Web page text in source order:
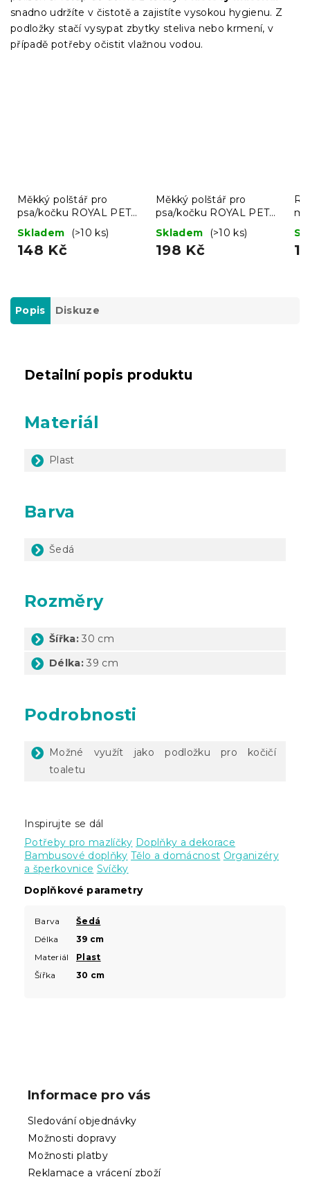
snadno udržíte v čistotě a zajistíte vysokou hygienu. Z
podložky stačí vysypat zbytky steliva nebo krmení, v
případě potřeby očistit vlažnou vodou.
Měkký polštář pro
psa/kočku ROYAL PET
75x60 cm, černý
Skladem (>10 ks)
148 Kč
Měkký polštář pro
psa/kočku ROYAL PET
75x60 cm, vzorovaný
Skladem (>10 ks)
198 Kč
Popis Diskuze
Detailní popis produktu
Materiál
Plast
Barva
Šedá
Rozměry
Šířka: 30 cm
Délka: 39 cm
Podrobnosti
Možné využít jako podložku pro kočičí
toaletu
Inspirujte se dál
Potřeby pro mazlíčky Doplňky a dekorace
Bambusové doplňky Tělo a domácnost Organizéry
a šperkovnice Svíčky
Doplňkové parametry
Barva
Šedá
Délka
39 cm
Materiál
Plast
Šířka
30 cm
Informace pro vás
Sledování objednávky
Možnosti dopravy
Možnosti platby
Reklamace a vrácení zboží